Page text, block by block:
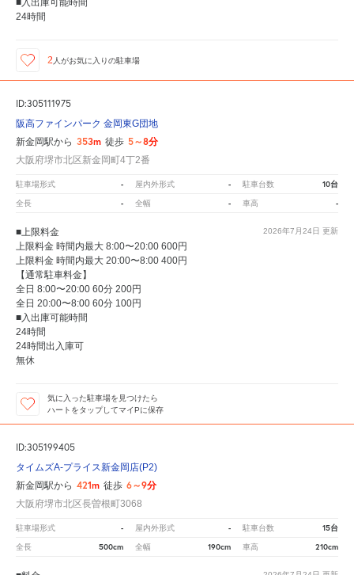
24時間
2 人がお気に入りの駐車場
ID:305111975
阪高ファインパーク 金岡東G団地
新金岡駅から 353m 徒歩 5～8分
大阪府堺市北区新金岡町4丁2番
駐車場形式 - 屋内外形式 - 駐車台数 10台
全長 - 全幅 - 車高 -
2026年7月24日 更新
■上限料金
上限料金 時間内最大 8:00〜20:00 600円
上限料金 時間内最大 20:00〜8:00 400円
【通常駐車料金】
全日 8:00〜20:00 60分 200円
全日 20:00〜8:00 60分 100円
■入出庫可能時間
24時間
24時間出入庫可
無休
気に入った駐車場を見つけたら
ハートをタップしてマイPに保存
ID:305199405
タイムズA-プライス新金岡店(P2)
新金岡駅から 421m 徒歩 6～9分
大阪府堺市北区長曽根町3068
駐車場形式 - 屋内外形式 - 駐車台数 15台
全長 500cm 全幅 190cm 車高 210cm